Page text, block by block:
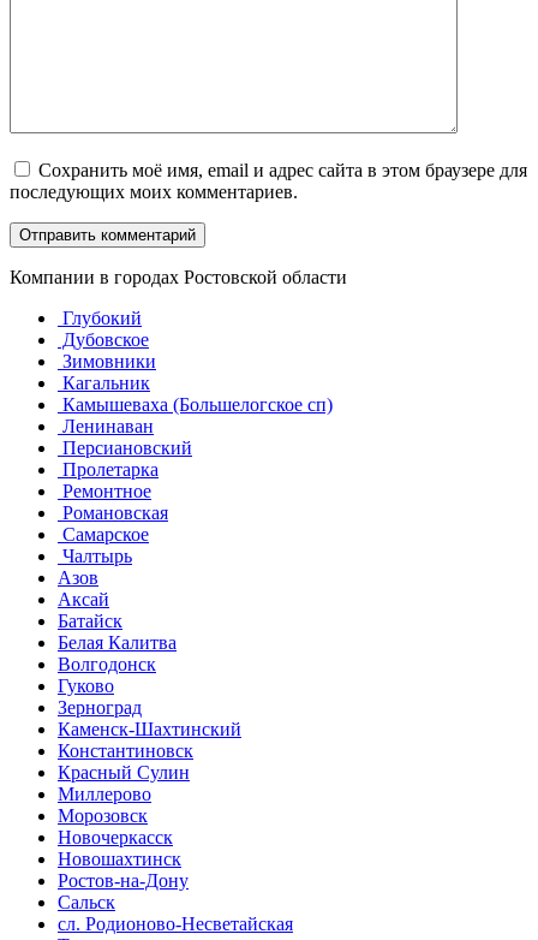
Сохранить моё имя, email и адрес сайта в этом браузере для
последующих моих комментариев.
Компании в городах Ростовской области
Глубокий
Дубовское
Зимовники
Кагальник
Камышеваха (Большелогское сп)
Ленинаван
Персиановский
Пролетарка
Ремонтное
Романовская
Самарское
Чалтырь
Азов
Аксай
Батайск
Белая Калитва
Волгодонск
Гуково
Зерноград
Каменск-Шахтинский
Константиновск
Красный Сулин
Миллерово
Морозовск
Новочеркасск
Новошахтинск
Ростов-на-Дону
Сальск
сл. Родионово-Несветайская